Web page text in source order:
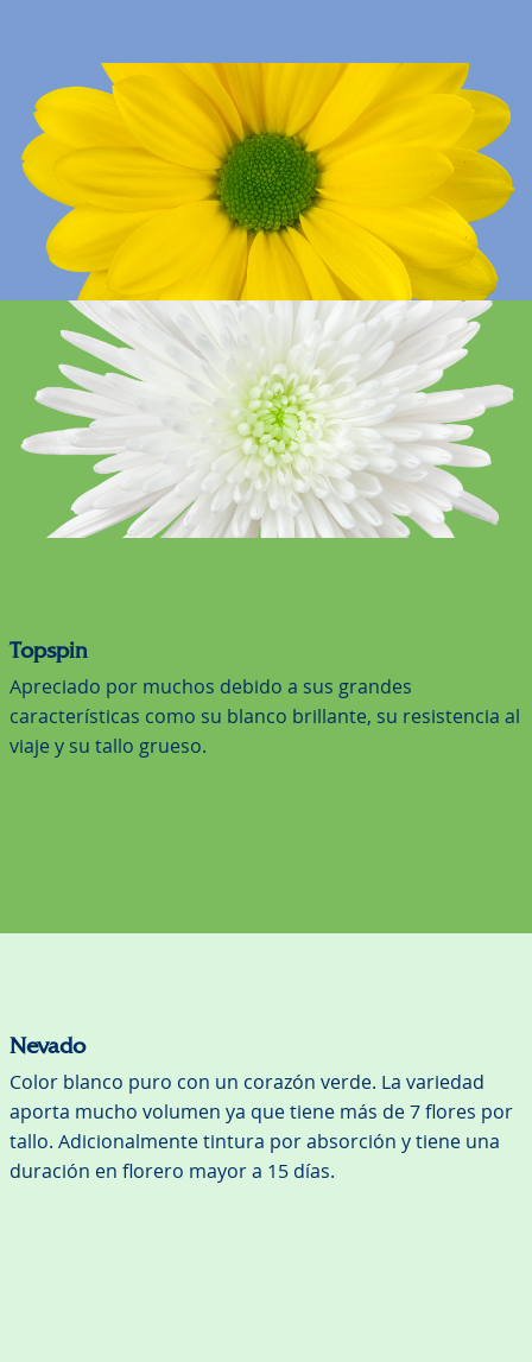
Topspin
Apreciado por muchos debido a sus grandes
características como su blanco brillante, su resistencia al
viaje y su tallo grueso.
Nevado
Color blanco puro con un corazón verde. La variedad
aporta mucho volumen ya que tiene más de 7 flores por
tallo. Adicionalmente tintura por absorción y tiene una
duración en florero mayor a 15 días.